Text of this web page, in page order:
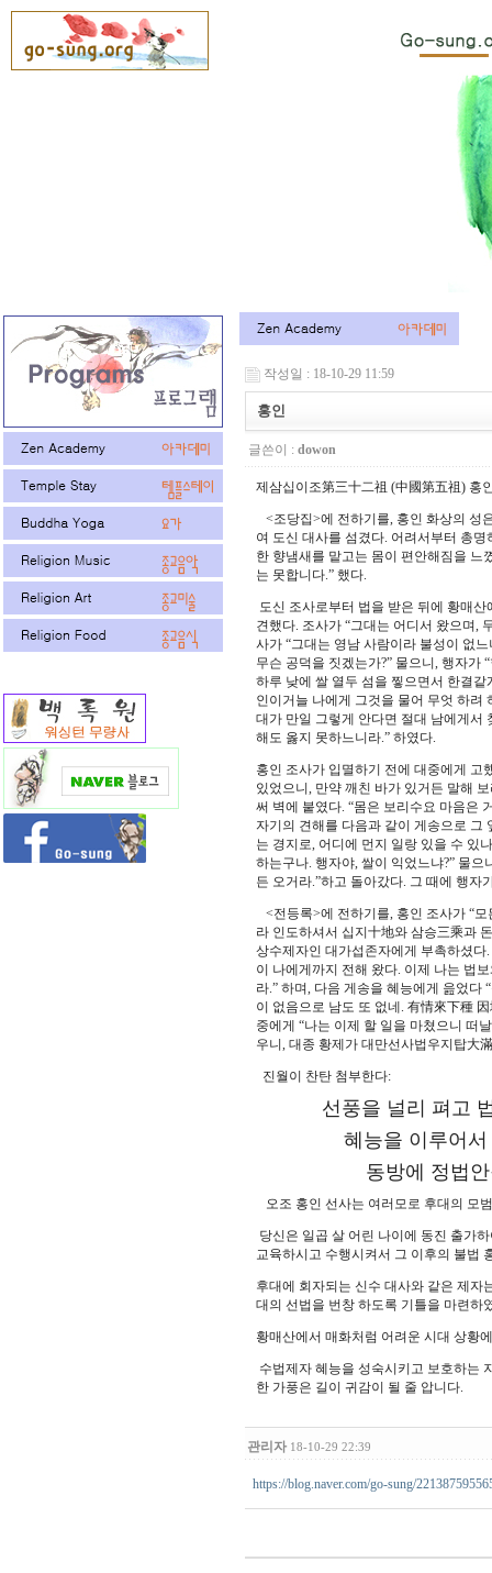
작성일 : 18-10-29 11:59
홍인
글쓴이 : dowon
제삼십이조第三十二祖 (中國第五祖) 홍
<조당집>에 전하기를, 홍인 화상의 성
여 도신 대사를 섬겼다. 어려서부터 총
한 향냄새를 맡고는 몸이 편안해짐을 느
는 못합니다.” 했다.
도신 조사로부터 법을 받은 뒤에 황매
견했다. 조사가 “그대는 어디서 왔으며,
사가 “그대는 영남 사람이라 불성이 없
무슨 공덕을 짓겠는가?” 물으니, 행자가
하루 낮에 쌀 열두 섬을 찧으면서 한결같
인이거늘 나에게 그것을 물어 무엇 하려
대가 만일 그렇게 안다면 절대 남에게서
해도 옳지 못하느니라.” 하였다.
홍인 조사가 입멸하기 전에 대중에게 고
있었으니, 만약 깨친 바가 있거든 말해
써 벽에 붙였다. “몸은 보리수요 마음은
자기의 견해를 다음과 같이 게송으로 그
는 경지로, 어디에 먼지 일랑 있을 수 있
하는구나. 행자야, 쌀이 익었느냐?” 물
든 오거라.”하고 돌아갔다. 그 때에 행자
<전등록>에 전하기를, 홍인 조사가 “
라 인도하셔서 십지十地와 삼승三乘과
상수제자인 대가섭존자에게 부촉하셨
이 나에게까지 전해 왔다. 이제 나는 법
라.” 하며, 다음 게송을 혜능에게 읊었다
이 없음으로 남도 또 없네. 有情來下種
중에게 “나는 이제 할 일을 마쳤으니 떠
우니, 대종 황제가 대만선사법우지탑大
진월이 찬탄 첨부한다:
선풍을 널리 펴고 법
혜능을 이루어서 여
동방에 정법안장이
오조 홍인 선사는 여러모로 후대의 모
당신은 일곱 살 어린 나이에 동진 출가
교육하시고 수행시켜서 그 이후의 불법
후대에 회자되는 신수 대사와 같은 제자
대의 선법을 번창 하도록 기틀을 마련하
황매산에서 매화처럼 어려운 시대 상황
수법제자 혜능을 성숙시키고 보호하는
한 가풍은 길이 귀감이 될 줄 압니다.
관리자 18-10-29 22:39
https://blog.naver.com/go-sung/